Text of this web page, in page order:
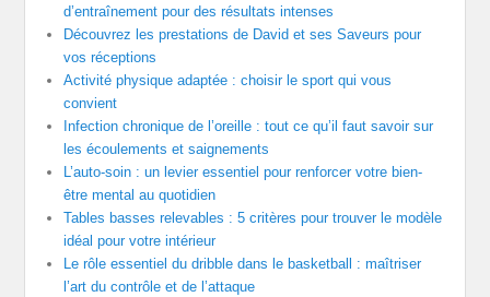
d’entraînement pour des résultats intenses
Découvrez les prestations de David et ses Saveurs pour
vos réceptions
Activité physique adaptée : choisir le sport qui vous
convient
Infection chronique de l’oreille : tout ce qu’il faut savoir sur
les écoulements et saignements
L’auto-soin : un levier essentiel pour renforcer votre bien-
être mental au quotidien
Tables basses relevables : 5 critères pour trouver le modèle
idéal pour votre intérieur
Le rôle essentiel du dribble dans le basketball : maîtriser
l’art du contrôle et de l’attaque